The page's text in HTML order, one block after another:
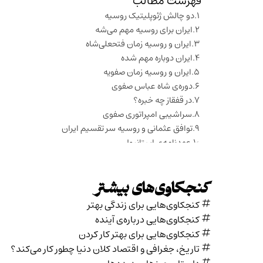
دو چالش ژئوپلیتیک روسیه
ایران برای روسیه مهم می‌شه
ایران و روسیه زمان فتحعلی‌شاه
ایران دوباره مهم شده
ایران و روسیه زمان صفویه
دوره‌ی شاه عباس صفوی
در قفقاز چه خبره؟
سراشیبی امپراتوری صفوی
توافق عثمانی و روسیه سر تقسیم ایران
عهدنامه‌ی استانبول
ایران و روسیه، قفقاز رو برای چی می‌خواستن
قفقاز دوره‌ی آقامحمدخان قاجار
قبل از جنگ‌های ایران و روس دنیا در چه وضعیه؟
فتحعلی شاه جانشین عمو
مهم‌ترین ولایت تبریز دست ممتازترین شازده
تثبیت حکومت قاجار
کنجکاوی‌های بیشتر
کنجکاوی‌هایی برای زندگی بهتر
کنجکاوی‌هایی درباره‌ی آينده
کنجکاوی‌هایی برای بهتر کار کردن
تاریخ،‌ جغرافی و اقتصاد کلان دنیا چطور کار می‌کند؟